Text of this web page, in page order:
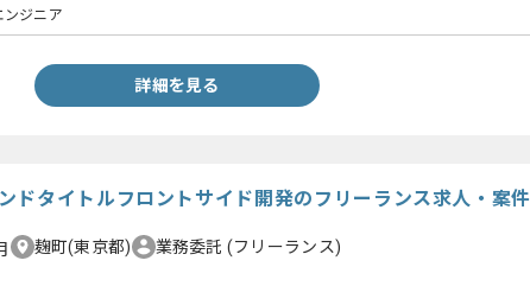
ンジニア
詳細を見る
ドタイトルフロントサイド開発のフリーランス求人・案件
麹町(東京都) 業務委託 (フリーランス)